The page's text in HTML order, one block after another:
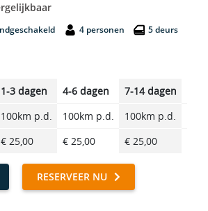
4 personen 5 deurs
1-3 dagen 4-6 dagen 7-14 dagen
100km p.d. 100km p.d. 100km p.d.
€ 25,00
€ 25,00 € 25,00
RESERVEER NU